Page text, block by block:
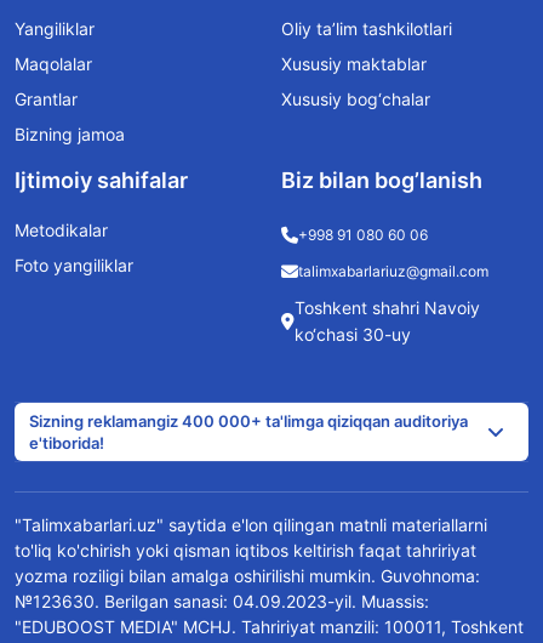
Yangiliklar
Maqolalar
Grantlar
Bizning jamoa
Oliy ta’lim tashkilotlari
Xususiy maktablar
Xususiy bog‘chalar
Ijtimoiy sahifalar
Metodikalar
Foto yangiliklar
Biz bilan bog’lanish
+998 91 080 60 06
talimxabarlariuz@gmail.com
Toshkent shahri Navoiy
ko‘chasi 30-uy
Sizning reklamangiz 400 000+ ta'limga qiziqqan auditoriya
e'tiborida!
"Talimxabarlari.uz" saytida e'lon qilingan matnli materiallarni
to'liq ko'chirish yoki qisman iqtibos keltirish faqat tahririyat
yozma roziligi bilan amalga oshirilishi mumkin. Guvohnoma:
№123630. Berilgan sanasi: 04.09.2023-yil. Muassis:
"EDUBOOST MEDIA" MCHJ. Tahririyat manzili: 100011, Toshkent